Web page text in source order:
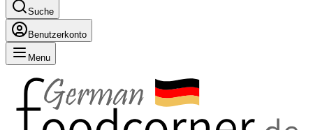
Suche
Benutzerkonto
Menu